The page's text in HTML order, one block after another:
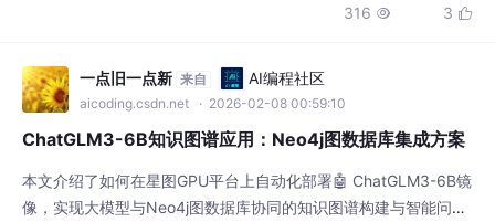
316  3 
一点旧一点新 来自 AI编程社区
aicoding.csdn.net · 2026-02-08 00:59:10
ChatGLM3-6B知识图谱应用：Neo4j图数据库集成方案
本文介绍了如何在星图GPU平台上自动化部署🤖 ChatGLM3-6B镜
像，实现大模型与Neo4j图数据库协同的知识图谱构建与智能问